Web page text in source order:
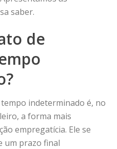
saber.
de
indeterminado é, no
a forma mais
empregatícia. Ele se
um prazo final